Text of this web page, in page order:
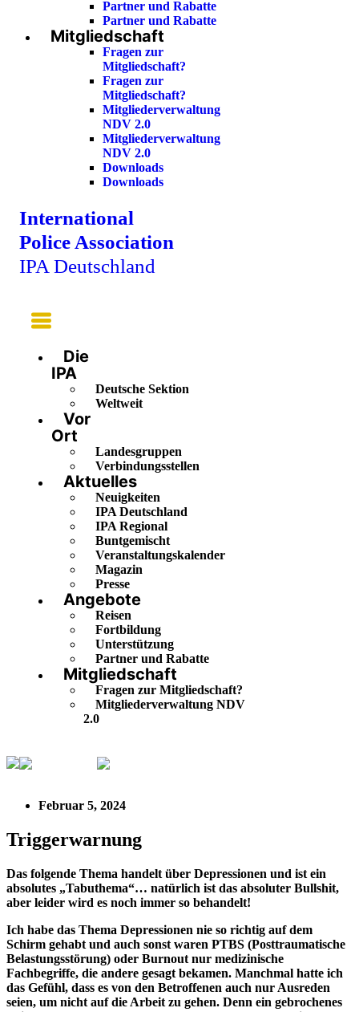
Partner und Rabatte
Partner und Rabatte
Mitgliedschaft
Fragen zur
Mitgliedschaft?
Fragen zur
Mitgliedschaft?
Mitgliederverwaltung
NDV 2.0
Mitgliederverwaltung
NDV 2.0
Downloads
Downloads
International
Police Association
IPA Deutschland
Main
Menu
Die
IPA
Deutsche Sektion
Weltweit
Vor
Ort
Landesgruppen
Verbindungsstellen
Aktuelles
Neuigkeiten
IPA Deutschland
IPA Regional
Buntgemischt
Veranstaltungskalender
Magazin
Presse
Angebote
Reisen
Fortbildung
Unterstützung
Partner und Rabatte
Mitgliedschaft
Fragen zur Mitgliedschaft?
Mitgliederverwaltung NDV
2.0
Februar 5, 2024
Triggerwarnung
Das folgende Thema handelt über Depressionen und ist ein
absolutes „Tabuthema“… natürlich ist das absoluter Bullshit,
aber leider wird es noch immer so behandelt!
Ich habe das Thema Depressionen nie so richtig auf dem
Schirm gehabt und auch sonst waren PTBS (Posttraumatische
Belastungsstörung) oder Burnout nur medizinische
Fachbegriffe, die andere gesagt bekamen. Manchmal hatte ich
das Gefühl, dass es von den Betroffenen auch nur Ausreden
seien, um nicht auf die Arbeit zu gehen. Denn ein gebrochenes